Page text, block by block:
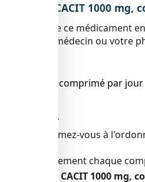
PRENDRE CACIT 1000
prendre ce médicament
de votre médecin ou votre
de 10 ans : 1 comprimé par jour
par jour.
cas, conformez-vous à
complètement chaque
pris plus de CACIT 1000